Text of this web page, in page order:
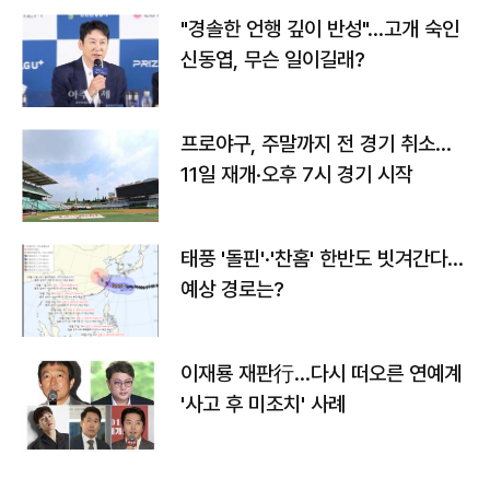
"경솔한 언행 깊이 반성"…고개 숙인
신동엽, 무슨 일이길래?
프로야구, 주말까지 전 경기 취소…
11일 재개·오후 7시 경기 시작
태풍 '돌핀'·'찬홈' 한반도 빗겨간다…
예상 경로는?
이재룡 재판行…다시 떠오른 연예계
'사고 후 미조치' 사례